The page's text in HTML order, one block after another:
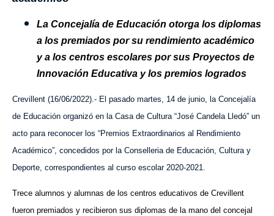
La Concejalía de Educación otorga los diplomas
a los premiados por su rendimiento académico
y a los centros escolares por sus Proyectos de
Innovación Educativa y los premios logrados
Crevillent (16/06/2022).- El pasado martes, 14 de junio, la Concejalía
de Educación organizó en la Casa de Cultura “José Candela Lledó” un
acto para reconocer los “Premios Extraordinarios al Rendimiento
Académico”, concedidos por la Conselleria de Educación, Cultura y
Deporte, correspondientes al curso escolar 2020-2021.
Trece alumnos y alumnas de los centros educativos de Crevillent
fueron premiados y recibieron sus diplomas de la mano del concejal